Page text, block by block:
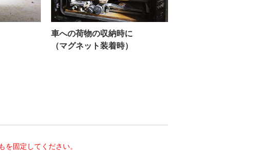
車への荷物の収納時に
（マグネット装着時）
固定してください。